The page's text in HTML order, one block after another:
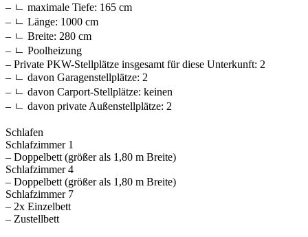
– ㄴ maximale Tiefe: 165 cm
– ㄴ Länge: 1000 cm
– ㄴ Breite: 280 cm
– ㄴ Poolheizung
– Private PKW-Stellplätze insgesamt für diese Unterkunft: 2
– ㄴ davon Garagenstellplätze: 2
– ㄴ davon Carport-Stellplätze: keinen
– ㄴ davon private Außen­stellplätze: 2
Schlafen
Schlafzimmer 1
– Doppelbett (größer als 1,80 m Breite)
Schlafzimmer 4
– Doppelbett (größer als 1,80 m Breite)
Schlafzimmer 7
– 2x Einzelbett
– Zustellbett